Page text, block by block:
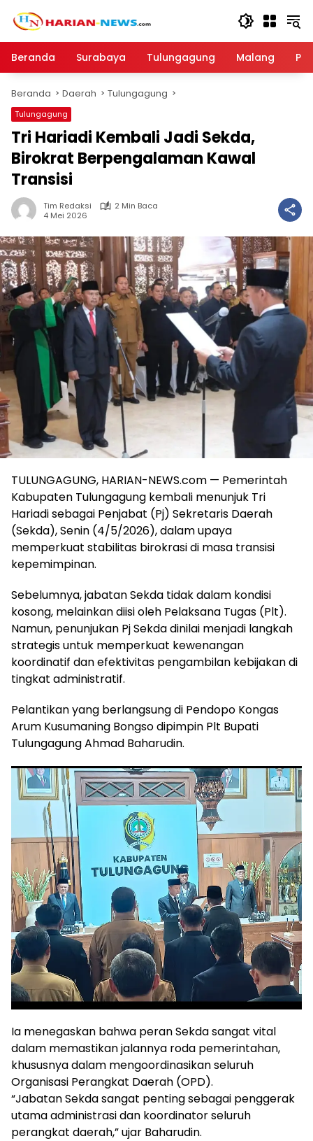
Beranda
Surabaya Tulungagung Malang
Beranda Daerah Tulungagung
Tulungagung
Tri Hariadi Kembali Jadi Sekda,
Birokrat Berpengalaman Kawal
Transisi
Tim Redaksi
2 Min Baca
4 Mei 2026
TULUNGAGUNG, HARIAN-NEWS.com — Pemerintah
Kabupaten Tulungagung kembali menunjuk Tri
Hariadi sebagai Penjabat (Pj) Sekretaris Daerah
(Sekda), Senin (4/5/2026), dalam upaya
memperkuat stabilitas birokrasi di masa transisi
kepemimpinan.
Sebelumnya, jabatan Sekda tidak dalam kondisi
kosong, melainkan diisi oleh Pelaksana Tugas (Plt).
Namun, penunjukan Pj Sekda dinilai menjadi langkah
strategis untuk memperkuat kewenangan
koordinatif dan efektivitas pengambilan kebijakan di
tingkat administratif.
Pelantikan yang berlangsung di Pendopo Kongas
Arum Kusumaning Bongso dipimpin Plt Bupati
Tulungagung Ahmad Baharudin.
Ia menegaskan bahwa peran Sekda sangat vital
dalam memastikan jalannya roda pemerintahan,
khususnya dalam mengoordinasikan seluruh
Organisasi Perangkat Daerah (OPD).
“Jabatan Sekda sangat penting sebagai penggerak
utama administrasi dan koordinator seluruh
perangkat daerah,” ujar Baharudin.